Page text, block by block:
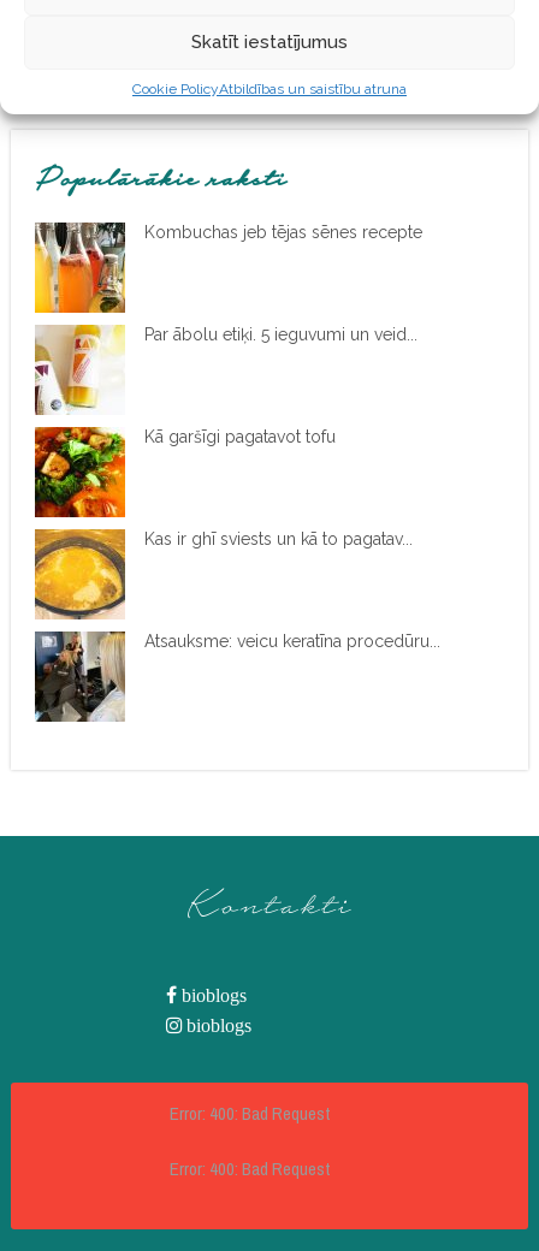
Skatīt iestatījumus
Cookie PolicyAtbildības un saistību atruna
Populārākie raksti
Kombuchas jeb tējas sēnes recepte
Par ābolu etiķi. 5 ieguvumi un veid...
Kā garšīgi pagatavot tofu
Kas ir ghī sviests un kā to pagatav...
Atsauksme: veicu keratīna procedūru...
Kontakti
bioblogs
bioblogs
Error: 400: Bad Request
Error: 400: Bad Request